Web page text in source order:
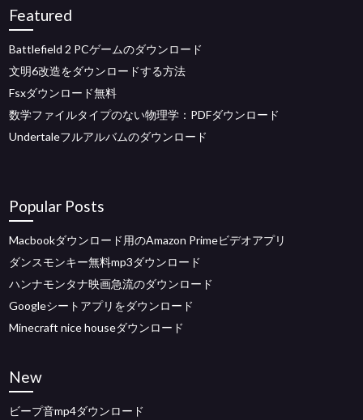
Featured
Battlefield 2 PCゲームのダウンロード
文明6改造をダウンロードする方法
Fsxダウンロード無料
数学ファイルタイプのない物理学：PDFダウンロード
Undertaleフルアルバムのダウンロード
Popular Posts
Macbookダウンロード用のAmazon Primeビデオアプリ
ダンスモンキー無料mp3ダウンロード
ハンナモンタナ映画急流のダウンロード
Googleシートアプリをダウンロード
Minecraft nice houseダウンロード
New
ビープ音mp4ダウンロード